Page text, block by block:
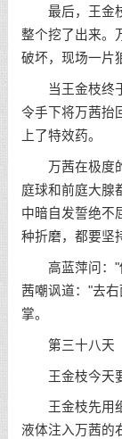
最后，王金枝
整个挖了出来。
破坏，现场一片
当王金枝终于
令手下将万茜抬
上了特效药。
万茜在极度的
庭球和前庭大腺
中暗自发誓绝不
种折磨，都要坚
高蓝萍问："你
茜嘲讽道："去
掌。
第三十八天
王金枝今天要
王金枝先用细
液体注入万茜的